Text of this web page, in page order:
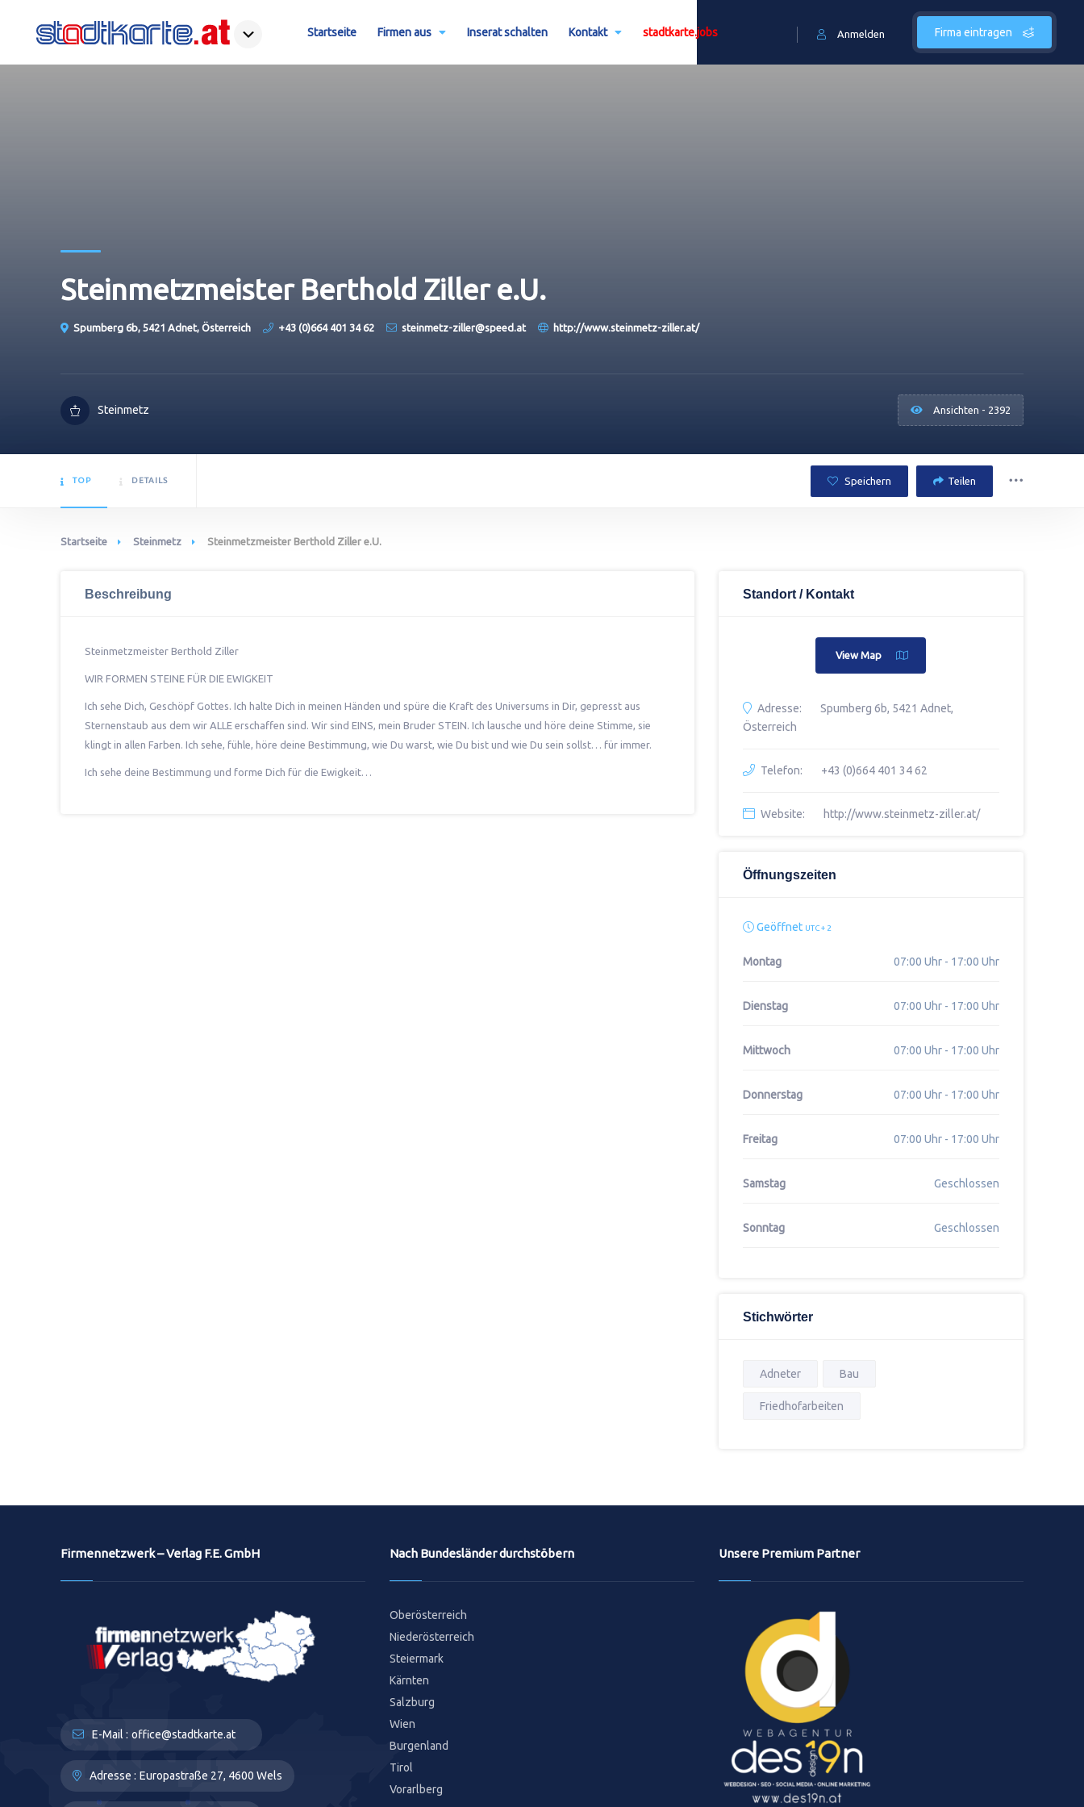
Firma eintragen
Anmelden
Startseite Firmen aus Inserat schalten Kontakt stadtkarte.jobs
Steinmetzmeister Berthold Ziller e.U.
Spumberg 6b, 5421 Adnet, Österreich +43 (0)664 401 34 62 steinmetz-ziller@speed.at http://www.steinmetz-ziller.at/
Steinmetz Ansichten - 2392
TOP DETAILS Speichern Teilen
Startseite Steinmetz Steinmetzmeister Berthold Ziller e.U.
Beschreibung
Steinmetzmeister Berthold Ziller
WIR FORMEN STEINE FÜR DIE EWIGKEIT
Ich sehe Dich, Geschöpf Gottes. Ich halte Dich in meinen Händen und spüre die Kraft des Universums in Dir, gepresst aus
Sternenstaub aus dem wir ALLE erschaffen sind. Wir sind EINS, mein Bruder STEIN. Ich lausche und höre deine Stimme, sie
klingt in allen Farben. Ich sehe, fühle, höre deine Bestimmung, wie Du warst, wie Du bist und wie Du sein sollst… für immer.
Ich sehe deine Bestimmung und forme Dich für die Ewigkeit…
Standort / Kontakt
View Map
Adresse:
Spumberg 6b, 5421 Adnet,
Österreich
Telefon: +43 (0)664 401 34 62
Website: http://www.steinmetz-ziller.at/
Öffnungszeiten
Geöffnet UTC + 2
Montag 07:00 Uhr - 17:00 Uhr
Dienstag 07:00 Uhr - 17:00 Uhr
Mittwoch 07:00 Uhr - 17:00 Uhr
Donnerstag 07:00 Uhr - 17:00 Uhr
Freitag 07:00 Uhr - 17:00 Uhr
Samstag Geschlossen
Sonntag Geschlossen
Stichwörter
Adneter Bau
Friedhofarbeiten
Firmennetzwerk – Verlag F.E. GmbH
E-Mail : office@stadtkarte.at
Adresse : Europastraße 27, 4600 Wels
Nach Bundesländer durchstöbern
Oberösterreich
Niederösterreich
Steiermark
Kärnten
Salzburg
Wien
Burgenland
Tirol
Vorarlberg
Unsere Premium Partner